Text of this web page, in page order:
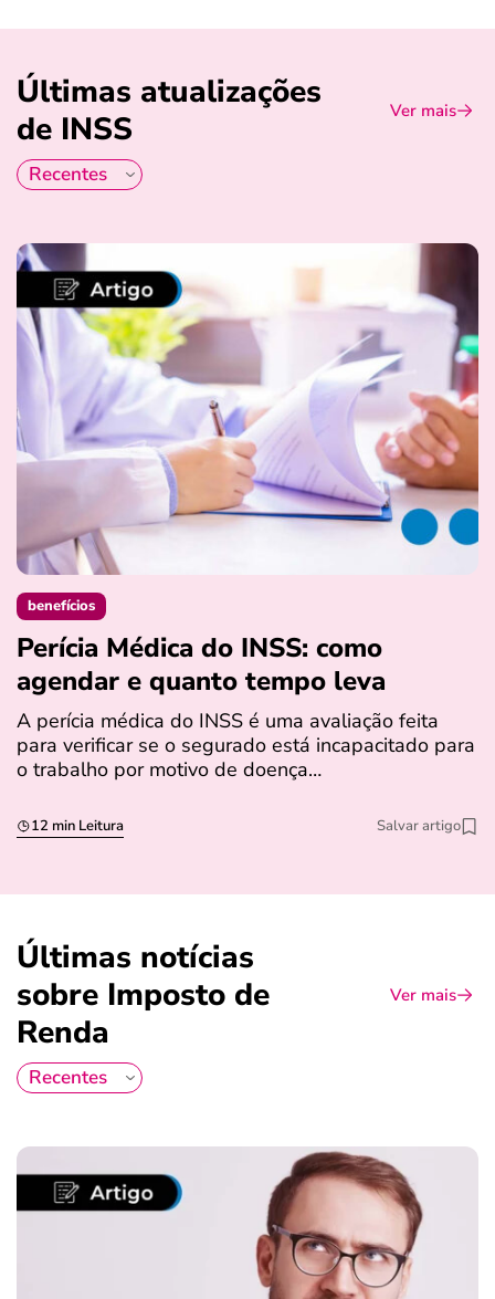
Últimas atualizações
de INSS
Ver mais
benefícios
Perícia Médica do INSS: como
agendar e quanto tempo leva
A perícia médica do INSS é uma avaliação feita
para verificar se o segurado está incapacitado para
o trabalho por motivo de doença…
12 min Leitura Salvar artigo
Últimas notícias
sobre Imposto de
Renda
Ver mais